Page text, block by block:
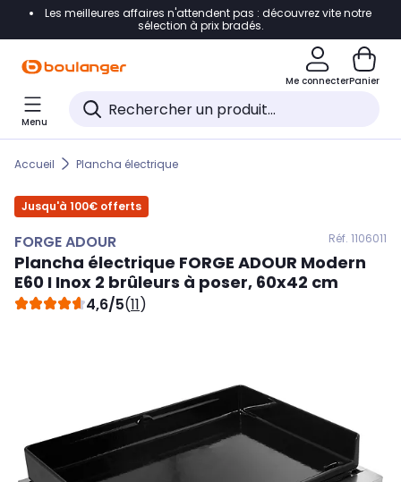
Accéder directement à la navigation
Accéder directement au pied de page
Accéder directement au chatbot
Les meilleures affaires n'attendent pas : découvrez vite notre
sélection à prix bradés.
Me connecterPanier
Menu
Accueil Plancha électrique
Jusqu'à 100€ offerts
FORGE ADOUR Réf. 1106011
Plancha électrique FORGE ADOUR Modern
E60 I Inox 2 brûleurs à poser, 60x42 cm
4,6/5(11)